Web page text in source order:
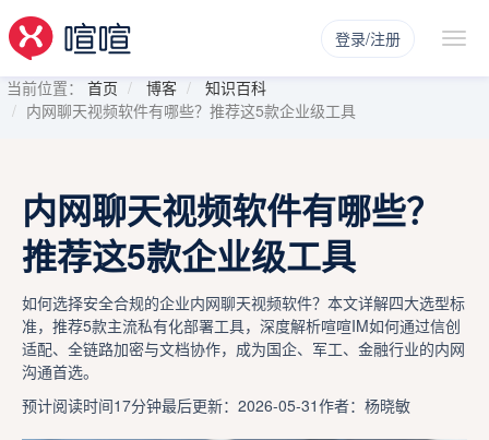
登录/注册
当前位置： 首页 博客
知识百科
内网聊天视频软件有哪些？推荐这5款企业级工具
内网聊天视频软件有哪些？
推荐这5款企业级工具
如何选择安全合规的企业内网聊天视频软件？本文详解四大选型标
准，推荐5款主流私有化部署工具，深度解析喧喧IM如何通过信创
适配、全链路加密与文档协作，成为国企、军工、金融行业的内网
沟通首选。
预计阅读时间17分钟最后更新：2026-05-31作者：杨晓敏